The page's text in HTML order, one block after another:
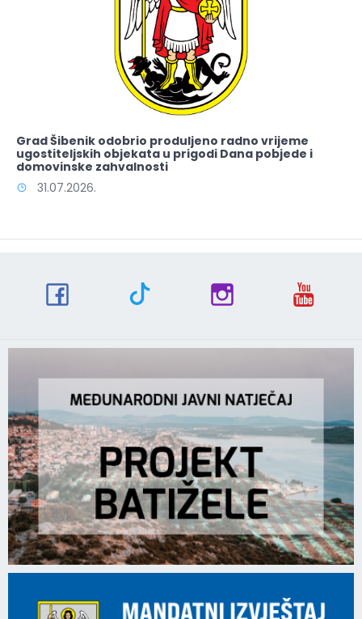
Grad Šibenik odobrio produljeno radno vrijeme
ugostiteljskih objekata u prigodi Dana pobjede i
domovinske zahvalnosti
31.07.2026.